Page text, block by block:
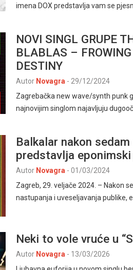
imena DOX predstavlja vam se
NOVI SINGL GRUPE
BLABLAS –
DESTINY
Autor Novagra - 29/12/2024
Zagrebačka new wave/synth punk
najnovijim singlom najavljuju
Balkalar nakon
predstavlja
Autor Novagra - 01/03/2024
Zagreb, 29. veljače 2024. – Nakon
nastupanja i uveseljavanja publike,
Neki to vole vruće u
Autor Novagra - 13/03/2026